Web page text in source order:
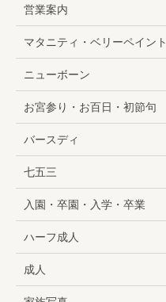
営業案内
マタニティ・ベリーペイント
ニューボーン
お宮参り・お百日・初節句
バースディ
七五三
入園・卒園・入学・卒業
ハーフ成人
成人